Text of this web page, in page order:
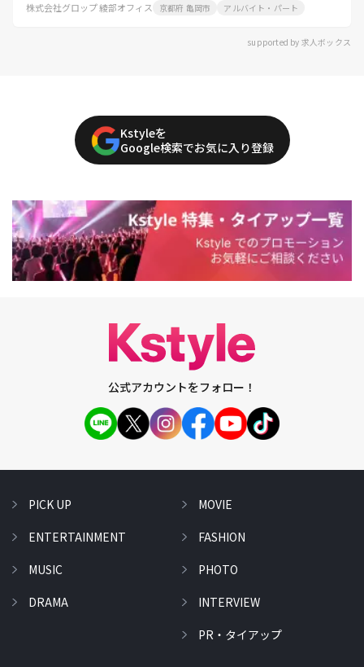
株式会社グロップ 綾部オフィス 京都府 亀岡市 アルバイト・パート
supported by 求人ボックス
Kstyleを
Google検索でお気に入り登録
公式アカウントをフォロー！
PICK UP
ENTERTAINMENT
MUSIC
DRAMA
MOVIE
FASHION
PHOTO
INTERVIEW
PR・タイアップ